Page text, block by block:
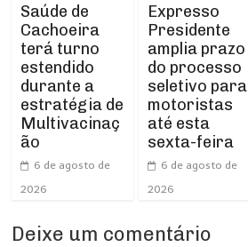
Saúde de
Cachoeira
terá turno
estendido
durante a
estratégia de
Multivacinaç
ão
6 de agosto de
2026
Expresso
Presidente
amplia prazo
do processo
seletivo para
motoristas
até esta
sexta-feira
6 de agosto de
2026
Deixe um comentário